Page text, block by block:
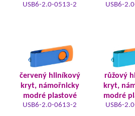
USB6-2.0-0513-2 USB6-
červený hliníkový
kryt, námořnicky
modré plastové
USB6-2.0-0613-2
růžový
kryt,
modré
USB6-